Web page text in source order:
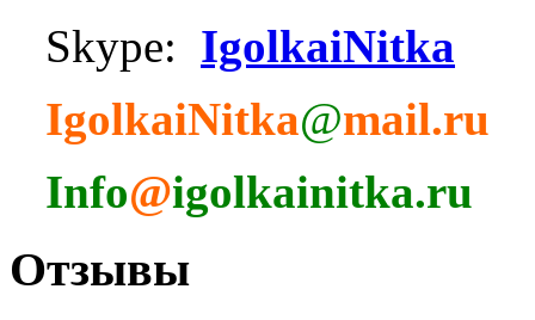
Skype: IgolkaiNitka
IgolkaiNitka@mail.ru
Info@igolkainitka.ru
Отзывы